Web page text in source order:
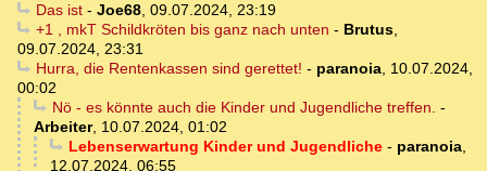
Das ist- Joe68, 09.07.2024, 23:19
+1 , mkT Schildkröten bis ganz nach unten - Brutus,
09.07.2024, 23:31
Hurra, die Rentenkassen sind gerettet! - paranoia, 10.07.2024,
00:02
Nö - es könnte auch die Kinder und Jugendliche treffen. -
Arbeiter, 10.07.2024, 01:02
Lebenserwartung Kinder und Jugendliche- paranoia,
12.07.2024, 06:55